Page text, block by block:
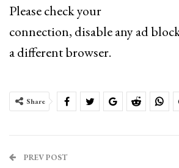
Please check your
connection, disable any ad
a different browser.
Share
PREV POST